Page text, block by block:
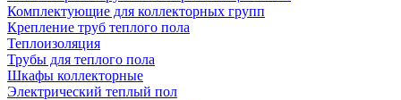
Комплектующие для коллекторных групп
Крепление труб теплого пола
Теплоизоляция
Трубы для теплого пола
Шкафы коллекторные
Электрический теплый пол